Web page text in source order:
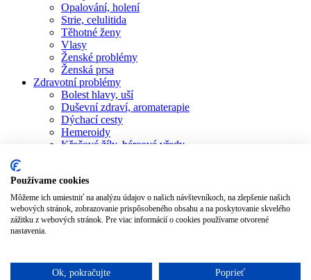
Opalování, holení
Strie, celulitida
Těhotné ženy
Vlasy
Ženské problémy
Ženská prsa
Zdravotní problémy
Bolest hlavy, uší
Duševní zdraví, aromaterapie
Dýchací cesty
Hemeroidy
Křečové žíly, bércové vředy
Revma, bolesti kloubů
Ústní dutina
Žaludeční nevolnost
Obchod
Kontakt
Používame cookies
Môžeme ich umiestniť na analýzu údajov o našich návštevníkoch, na zlepšenie našich
webových stránok, zobrazovanie prispôsobeného obsahu a na poskytovanie skvelého
zážitku z webových stránok. Pre viac informácií o cookies používame otvorené
nastavenia.
Ok, pokračujte Poprieť